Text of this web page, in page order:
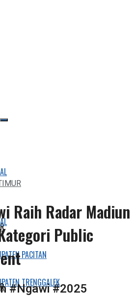
PACITAN
TRENGGALEK
Raih Radar Madiun
Public
#Ngawi #2025